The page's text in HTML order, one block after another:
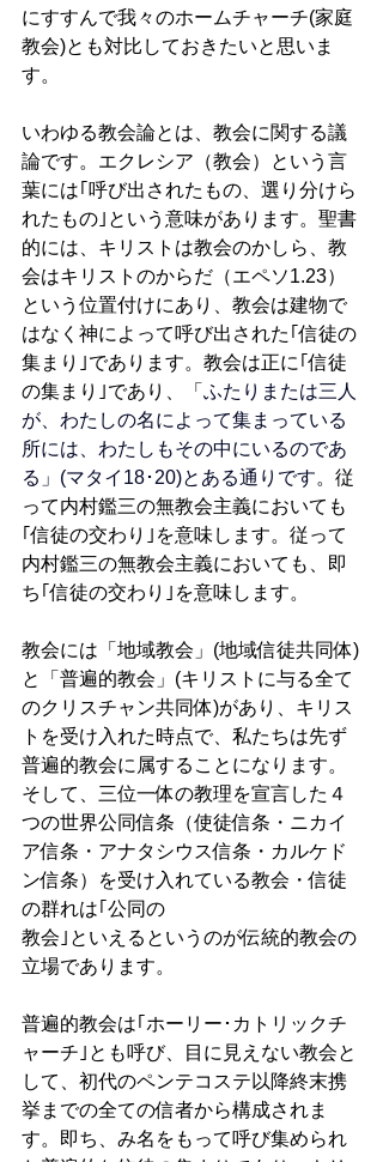
にすすんで我々のホームチャーチ(家庭
教会)とも対比しておきたいと思いま
す。
いわゆる教会論とは、教会に関する議
論です。エクレシア（教会）という言
葉には｢呼び出されたもの、選り分けら
れたもの｣という意味があります。聖書
的には、キリストは教会のかしら、教
会はキリストのからだ（エペソ1.23）
という位置付けにあり、教会は建物で
はなく神によって呼び出された｢信徒の
集まり｣であります。教会は正に｢信徒
の集まり｣であり、「 ふたりまたは三人
が、わたしの名によって集まっている
所には、わたしもその中にいるのであ
る」(マタイ18･20)とある通りです。従
って内村鑑三の無教会主義においても
｢信徒の交わり｣を意味します。従って
内村鑑三の無教会主義においても、即
ち｢信徒の交わり｣を意味します。
教会には「地域教会」(地域信徒共同体)
と「普遍的教会」(キリストに与る全て
のクリスチャン共同体)があり、キリス
トを受け入れた時点で、私たちは先ず
普遍的教会に属することになります。
そして、三位一体の教理を宣言した４
つの世界公同信条（使徒信条・ニカイ
ア信条・アナタシウス信条・カルケド
ン信条）を受け入れている教会・信徒
の群れは｢公同の
教会｣といえるというのが伝統的教会の
立場であります。
普遍的教会は｢ホーリー･カトリックチ
ャーチ｣とも呼び、目に見えない教会と
して、初代のペンテコステ以降終末携
挙までの全ての信者から構成されま
す。即ち、み名をもって呼び集められ